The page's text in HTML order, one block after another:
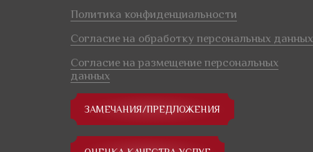
Политика конфиденциальности
Согласие на обработку персональных данных
Согласие на размещение персональных
данных
ЗАМЕЧАНИЯ/ПРЕДЛОЖЕНИЯ